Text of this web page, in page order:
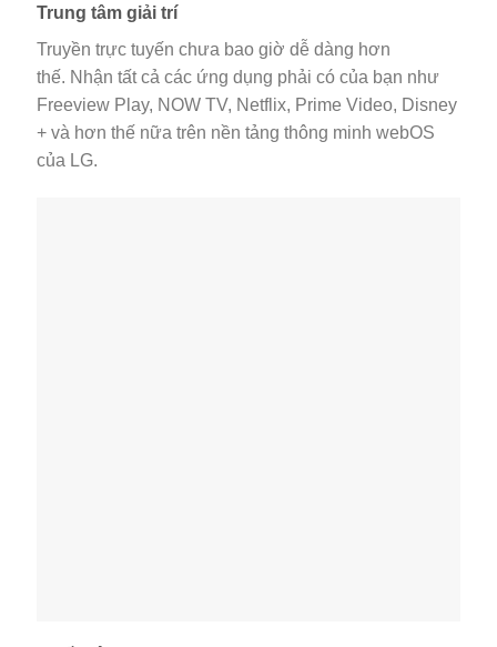
Trung tâm giải trí
Truyền trực tuyến chưa bao giờ dễ dàng hơn
thế. Nhận tất cả các ứng dụng phải có của bạn như
Freeview Play, NOW TV, Netflix, Prime Video, Disney
+ và hơn thế nữa trên nền tảng thông minh webOS
của LG.